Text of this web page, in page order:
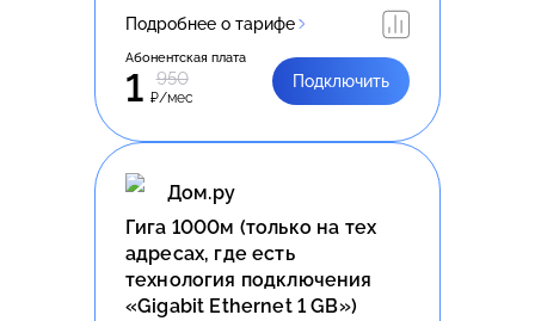
Подробнее о тарифе
Абонентская плата
1 950
₽/мес
Подключить
Дом.ру
Гига 1000м (только на тех
адресах, где есть
технология подключения
«Gigabit Ethernet 1 GB»)